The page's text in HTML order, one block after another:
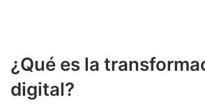
¿Qué es la
digital?